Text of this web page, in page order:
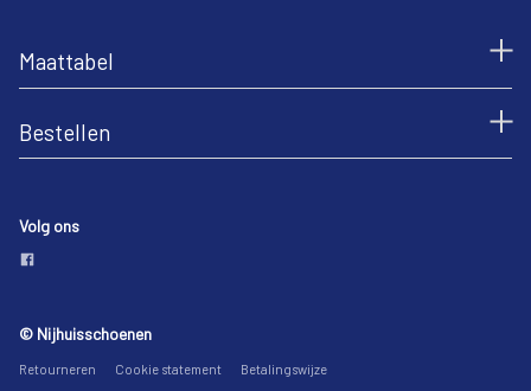
Maattabel
Bestellen
Volg ons
© Nijhuisschoenen
Retourneren Cookie statement Betalingswijze